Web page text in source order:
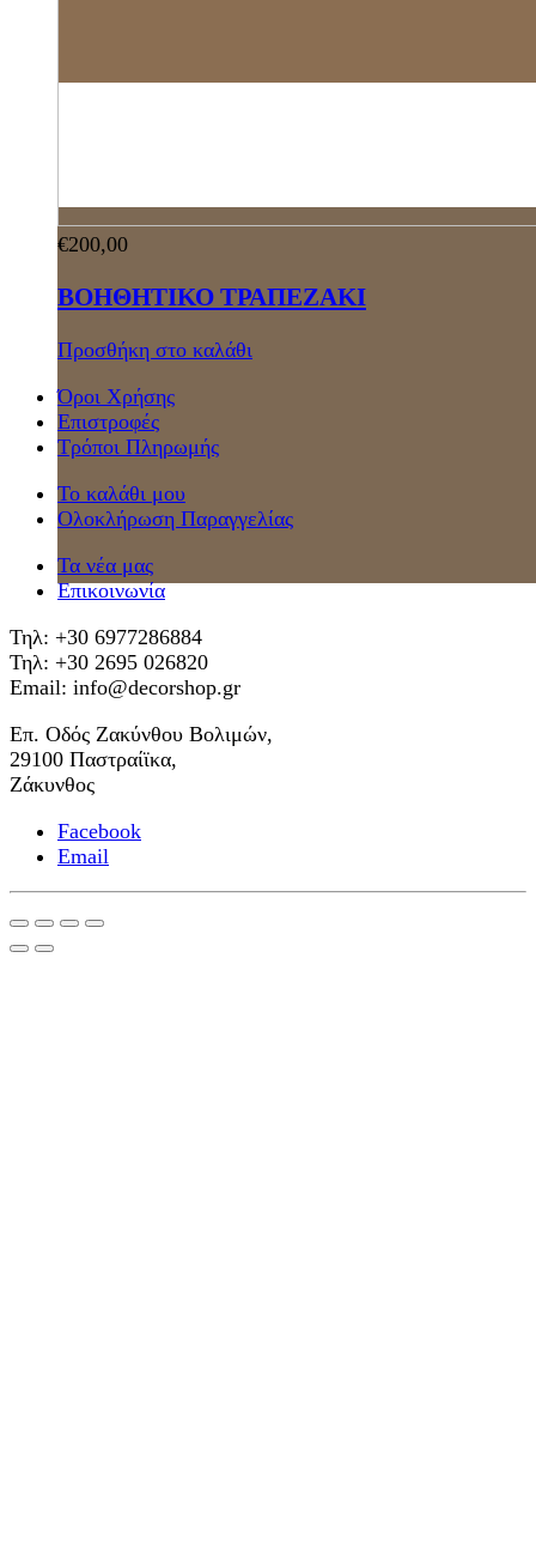
€200,00
ΒΟΗΘΗΤΙΚΟ ΤΡΑΠΕΖΑΚΙ
Προσθήκη στο καλάθι
Όροι Χρήσης
Επιστροφές
Τρόποι Πληρωμής
Το καλάθι μου
Ολοκλήρωση Παραγγελίας
Τα νέα μας
Επικοινωνία
Τηλ: +30 6977286884
Τηλ: +30 2695 026820
Email: info@decorshop.gr
Επ. Οδός Ζακύνθου Βολιμών,
29100 Παστραίϊκα,
Ζάκυνθος
Facebook
Email